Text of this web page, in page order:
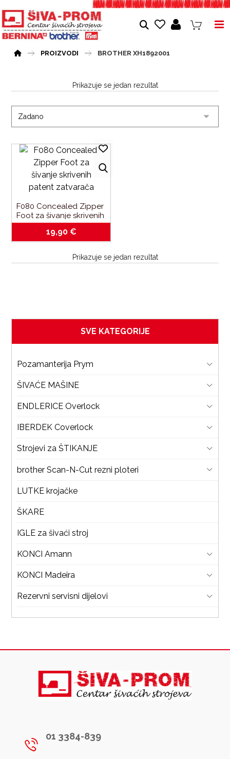
PROIZVODI BROTHER XH1892001
Prikazuje se jedan rezultat
F080 Concealed Zipper
Foot za šivanje skrivenih
patent zatvarača
19,90 €
Prikazuje se jedan rezultat
SVE KATEGORIJE
Pozamanterija Prym
ŠIVAĆE MAŠINE
ENDLERICE Overlock
IBERDEK Coverlock
Strojevi za ŠTIKANJE
brother Scan-N-Cut rezni ploteri
LUTKE krojačke
ŠKARE
IGLE za šivaći stroj
KONCI Amann
KONCI Madeira
Rezervni servisni dijelovi
01 3384-839